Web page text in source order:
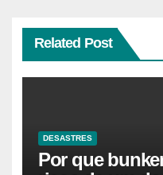
Related Post
DESASTRES
Por que